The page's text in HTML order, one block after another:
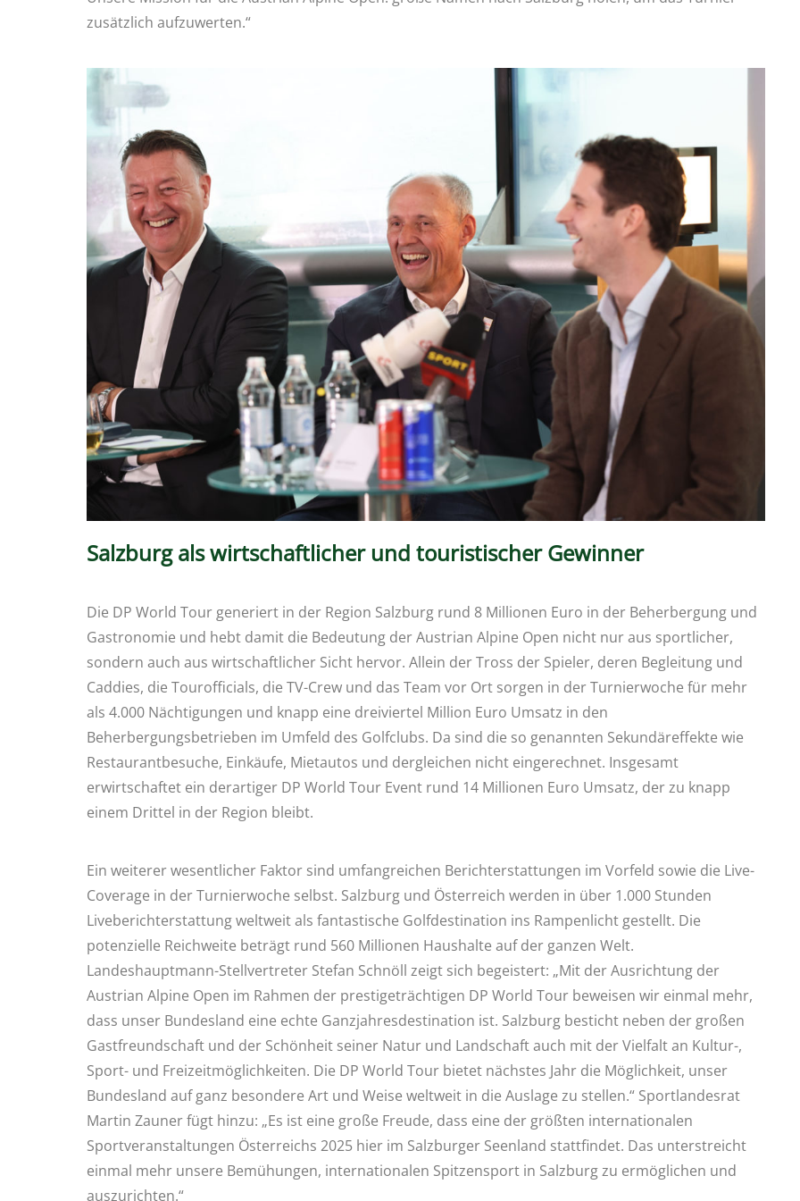
zusätzlich aufzuwerten.“
Salzburg als wirtschaftlicher und touristischer Gewinner
Die DP World Tour generiert in der Region Salzburg rund 8 Millionen Euro in der Beherbergung und
Gastronomie und hebt damit die Bedeutung der Austrian Alpine Open nicht nur aus sportlicher,
sondern auch aus wirtschaftlicher Sicht hervor. Allein der Tross der Spieler, deren Begleitung und
Caddies, die Tourofficials, die TV-Crew und das Team vor Ort sorgen in der Turnierwoche für mehr
als 4.000 Nächtigungen und knapp eine dreiviertel Million Euro Umsatz in den
Beherbergungsbetrieben im Umfeld des Golfclubs. Da sind die so genannten Sekundäreffekte wie
Restaurantbesuche, Einkäufe, Mietautos und dergleichen nicht eingerechnet. Insgesamt
erwirtschaftet ein derartiger DP World Tour Event rund 14 Millionen Euro Umsatz, der zu knapp
einem Drittel in der Region bleibt.
Ein weiterer wesentlicher Faktor sind umfangreichen Berichterstattungen im Vorfeld sowie die Live-
Coverage in der Turnierwoche selbst. Salzburg und Österreich werden in über 1.000 Stunden
Liveberichterstattung weltweit als fantastische Golfdestination ins Rampenlicht gestellt. Die
potenzielle Reichweite beträgt rund 560 Millionen Haushalte auf der ganzen Welt.
Landeshauptmann-Stellvertreter Stefan Schnöll zeigt sich begeistert: „Mit der Ausrichtung der
Austrian Alpine Open im Rahmen der prestigeträchtigen DP World Tour beweisen wir einmal mehr,
dass unser Bundesland eine echte Ganzjahresdestination ist. Salzburg besticht neben der großen
Gastfreundschaft und der Schönheit seiner Natur und Landschaft auch mit der Vielfalt an Kultur-,
Sport- und Freizeitmöglichkeiten. Die DP World Tour bietet nächstes Jahr die Möglichkeit, unser
Bundesland auf ganz besondere Art und Weise weltweit in die Auslage zu stellen.“ Sportlandesrat
Martin Zauner fügt hinzu: „Es ist eine große Freude, dass eine der größten internationalen
Sportveranstaltungen Österreichs 2025 hier im Salzburger Seenland stattfindet. Das unterstreicht
einmal mehr unsere Bemühungen, internationalen Spitzensport in Salzburg zu ermöglichen und
auszurichten.“